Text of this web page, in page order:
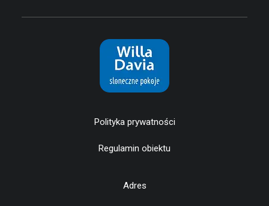
Polityka prywatności
Regulamin obiektu
Adres